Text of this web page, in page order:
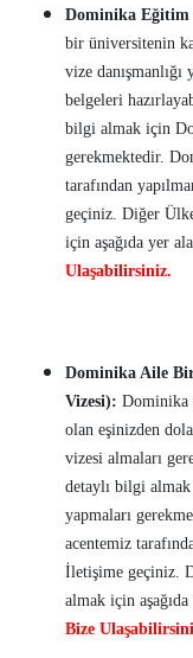
Dominika Eğitim
bir üniversitenin
vize
belgeleri
bilgi almak için
gerekmektedir.
tarafından
geçiniz. Diğer
için aşağıda yer
Ulaşabilirsiniz.
Dominika Aile
Vizesi): Dominika
olan eşinizden
vizesi almaları
detaylı bilgi
yapmaları
acentemiz
İletişime geçiniz.
almak için
Bize